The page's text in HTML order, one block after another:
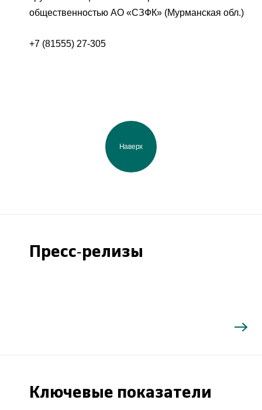
общественностью АО «СЗФК» (Мурманская обл.)
+7 (81555) 27-305
Наверх
Пресс-релизы
Ключевые показатели